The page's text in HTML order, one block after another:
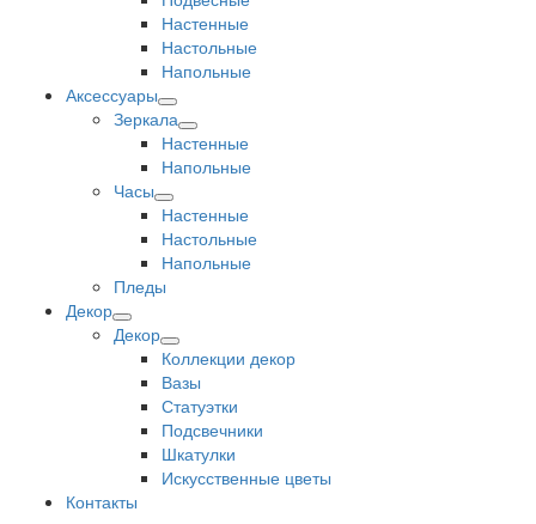
Настенные
Настольные
Напольные
Аксессуары
Зеркала
Настенные
Напольные
Часы
Настенные
Настольные
Напольные
Пледы
Декор
Декор
Коллекции декор
Вазы
Статуэтки
Подсвечники
Шкатулки
Искусственные цветы
Контакты